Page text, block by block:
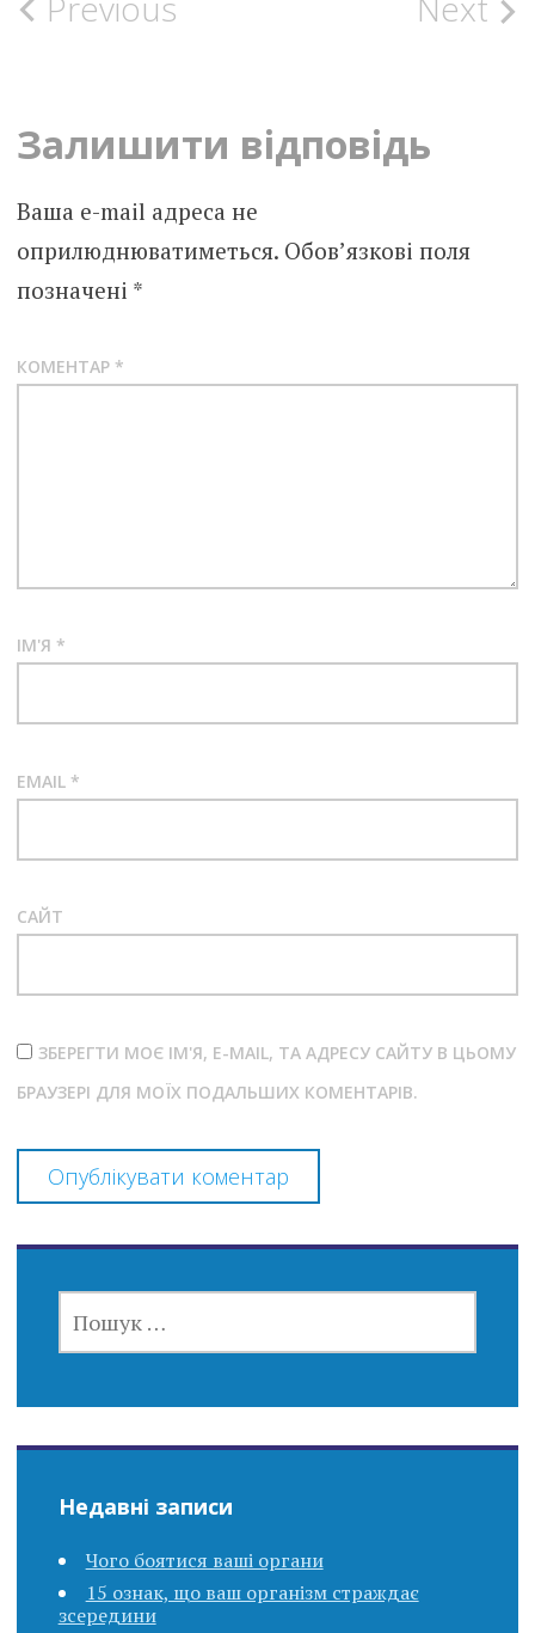
Post
Залишити відповідь
Ваша e-mail адреса не
оприлюднюватиметься. Обов’язкові поля
позначені *
КОМЕНТАР *
ІМ'Я *
EMAIL *
САЙТ
ЗБЕРЕГТИ МОЄ ІМ'Я, E-MAIL, ТА АДРЕСУ САЙТУ В ЦЬОМУ
БРАУЗЕРІ ДЛЯ МОЇХ ПОДАЛЬШИХ КОМЕНТАРІВ.
Недавні записи
Чого боятися ваші органи
15 ознак, що ваш організм страждає
зсередини